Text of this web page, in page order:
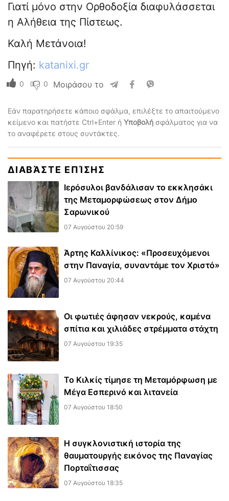
Γιατί μόνο στην Ορθοδοξία διαφυλάσσεται
η Αλήθεια της Πίστεως.
Καλή Μετάνοια!
Πηγή: katanixi.gr
0 0 Μοιράσου το
Εάν παρατηρήσετε κάποιο σφάλμα, επιλέξτε το απαιτούμενο
κείμενο και πατήστε Ctrl+Enter ή Υποβολή σφάλματος για να
το αναφέρετε στους συντάκτες.
ΔΙΑΒΆΣΤΕ ΕΠΊΣΗΣ
Ιερόσυλοι βανδάλισαν το εκκλησάκι
της Μεταμορφώσεως στον Δήμο
Σαρωνικού
07 Αυγούστου 20:59
Άρτης Καλλίνικος: «Προσευχόμενοι
στην Παναγία, συναντάμε τον Χριστό»
07 Αυγούστου 20:44
Οι φωτιές άφησαν νεκρούς, καμένα
σπίτια και χιλιάδες στρέμματα στάχτη
07 Αυγούστου 19:35
Το Κιλκίς τίμησε τη Μεταμόρφωση με
Μέγα Εσπερινό και λιτανεία
07 Αυγούστου 18:50
Η συγκλονιστική ιστορία της
θαυματουργής εικόνος της Παναγίας
Πορταΐτισσας
07 Αυγούστου 18:35